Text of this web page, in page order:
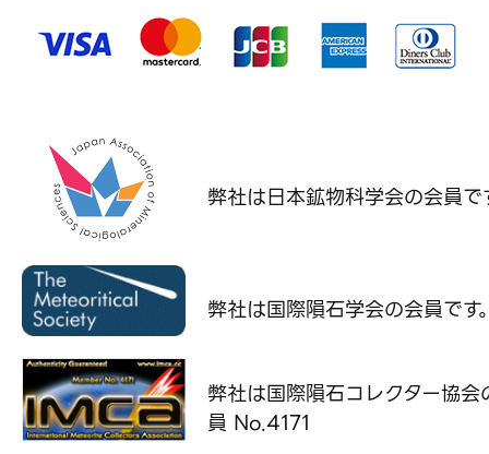
弊社は日本鉱物科学会の会員で
弊社は国際隕石学会の会員です
弊社は国際隕石コレクター協会
員 No.4171